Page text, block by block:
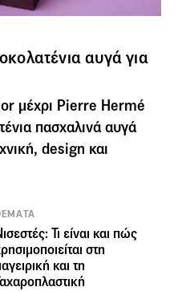
αυγά για
μέχρι Pierre Hermé
πασχαλινά αυγά
design και
Τι είναι και πώς
στη
και τη